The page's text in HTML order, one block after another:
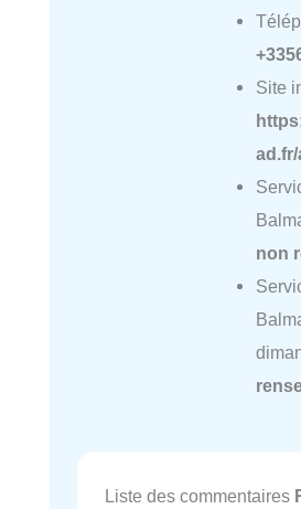
Site
non
Liste des commentaires